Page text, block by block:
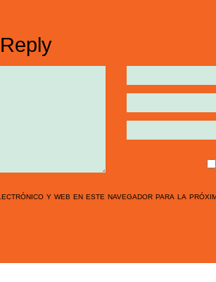
y web en este navegador para la